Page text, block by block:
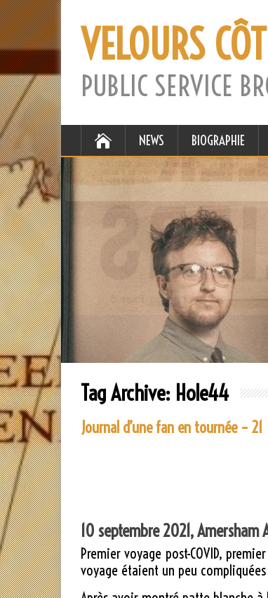
VELOURS
PUBLIC SERVICE
NEWS BIOGRAPHIE
Tag Archive: Hole44
Journal d’une fan en tournée – 21
10 septembre 2021, Amersham
Premier voyage post-COVID,
voyage étaient un peu